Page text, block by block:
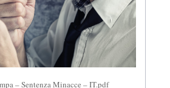
– Sentenza Minacce – IT.pdf